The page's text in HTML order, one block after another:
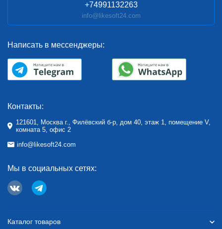
+74991132263
info@likesoft24.com
Написать в мессенджеры:
Контакты:
121601, Москва г., Филёвский б-р, дом 40, этаж 1, помещение V,
комната 5, офис 2
info@likesoft24.com
Мы в социальных сетях:
Каталог товаров